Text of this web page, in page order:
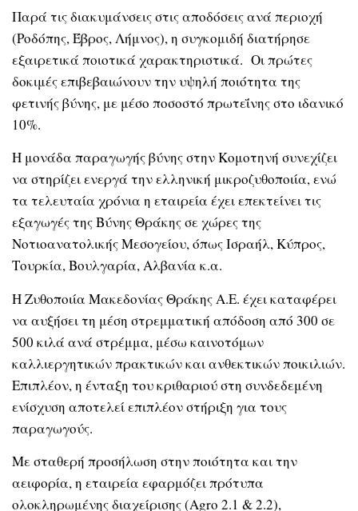
Παρά τις διακυμάνσεις στις αποδόσεις ανά περιοχή
(Ροδόπης, Έβρος, Λήμνος), η συγκομιδή διατήρησε
εξαιρετικά ποιοτικά χαρακτηριστικά. Οι πρώτες
δοκιμές επιβεβαιώνουν την υψηλή ποιότητα της
φετινής βύνης, με μέσο ποσοστό πρωτεΐνης στο ιδανικό
10%.
Η μονάδα παραγωγής βύνης στην Κομοτηνή συνεχίζει
να στηρίζει ενεργά την ελληνική μικροζυθοποιία, ενώ
τα τελευταία χρόνια η εταιρεία έχει επεκτείνει τις
εξαγωγές της Βύνης Θράκης σε χώρες της
Νοτιοανατολικής Μεσογείου, όπως Ισραήλ, Κύπρος,
Τουρκία, Βουλγαρία, Αλβανία κ.α.
Η Ζυθοποιία Μακεδονίας Θράκης Α.Ε. έχει καταφέρει
να αυξήσει τη μέση στρεμματική απόδοση από 300 σε
500 κιλά ανά στρέμμα, μέσω καινοτόμων
καλλιεργητικών πρακτικών και ανθεκτικών ποικιλιών.
Επιπλέον, η ένταξη του κριθαριού στη συνδεδεμένη
ενίσχυση αποτελεί επιπλέον στήριξη για τους
παραγωγούς.
Με σταθερή προσήλωση στην ποιότητα και την
αειφορία, η εταιρεία εφαρμόζει πρότυπα
ολοκληρωμένης διαχείρισης (Agro 2.1 & 2.2),